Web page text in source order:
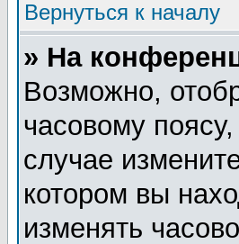
Вернуться к началу
» На
Возможно,
часовому
случае
котором вы
изменять